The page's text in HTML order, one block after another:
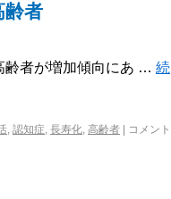
齢者
齢者が増加傾向にあ … 続
, 認知症, 長寿化, 高齢者
コメント